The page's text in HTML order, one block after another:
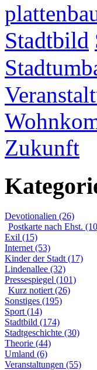
Stadtbild
Zukunft
Devotionalien (26)
Postkarte nach Ehst.
Exil (15)
Internet (53)
Kinder der Stadt (17)
Lindenallee (32)
Pressespiegel (101)
Kurz notiert (26)
Sonstiges (195)
Sport (14)
Stadtbild (174)
Stadtgeschichte (30)
Theorie (44)
Umland (6)
Veranstaltungen (55)